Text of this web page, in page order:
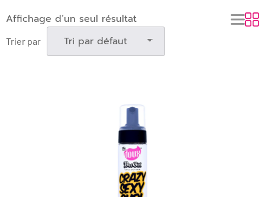
Trier par
Affichage d’un seul résultat